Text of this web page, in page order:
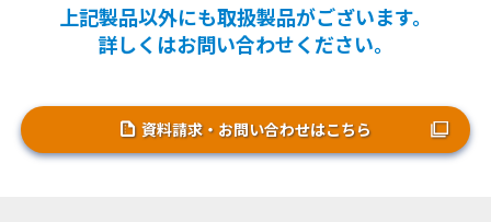
上記製品以外にも取扱製品がございます。
詳しくはお問い合わせください。
資料請求・お問い合わせはこちら